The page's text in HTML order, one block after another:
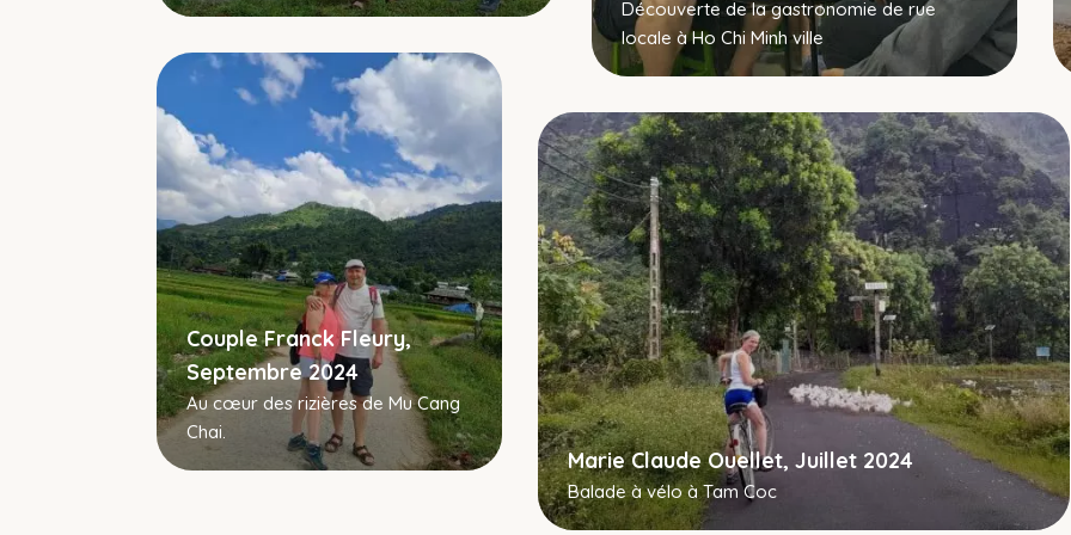
Découverte de la gastronomie de rue
locale à Ho Chi Minh ville
Couple Franck Fleury,
Septembre 2024
Au cœur des rizières de Mu Cang
Chai.
Marie Claude Ouellet, Juillet 2024
Balade à vélo à Tam Coc